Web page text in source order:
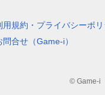
用規約・プライバシーポ
問合せ（Game-i）
© Game-i